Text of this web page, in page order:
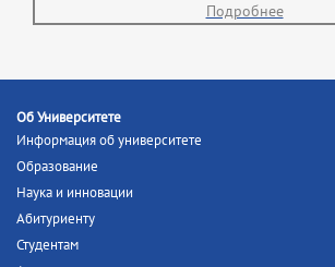
Подробнее
Об Университете
Информация об университете
Образование
Наука и инновации
Абитуриенту
Студентам